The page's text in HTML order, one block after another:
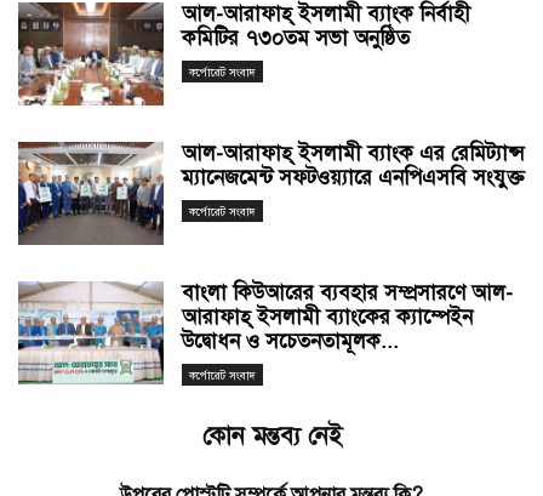
আল-আরাফাহ্ ইসলামী ব্যাংক নির্বাহী
কমিটির ৭৩০তম সভা অনুষ্ঠিত
কর্পোরেট সংবাদ
আল-আরাফাহ্ ইসলামী ব্যাংক এর রেমিট্যান্স
ম্যানেজমেন্ট সফটওয়্যারে এনপিএসবি সংযুক্ত
কর্পোরেট সংবাদ
বাংলা কিউআরের ব্যবহার সম্প্রসারণে আল-
আরাফাহ্ ইসলামী ব্যাংকের ক্যাম্পেইন
উদ্বোধন ও সচেতনতামূলক...
কর্পোরেট সংবাদ
কোন মন্তব্য নেই